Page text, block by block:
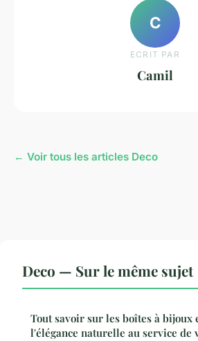
C
ECRIT PAR
Camil
← Voir tous les articles Deco
Deco — Sur le même sujet
Tout savoir sur les boîtes à bijoux
l'élégance naturelle au service de